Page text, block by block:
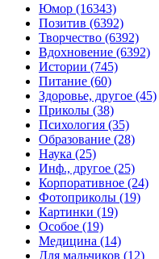
Юмор (16343)
Позитив (6392)
Творчество (6392)
Вдохновение (6392)
Истории (745)
Питание (60)
Здоровье, другое (45)
Приколы (38)
Психология (35)
Образование (28)
Наука (25)
Инф., другое (25)
Корпоративное (24)
Фотоприколы (19)
Картинки (19)
Особое (19)
Медицина (14)
Для мальчиков (12)